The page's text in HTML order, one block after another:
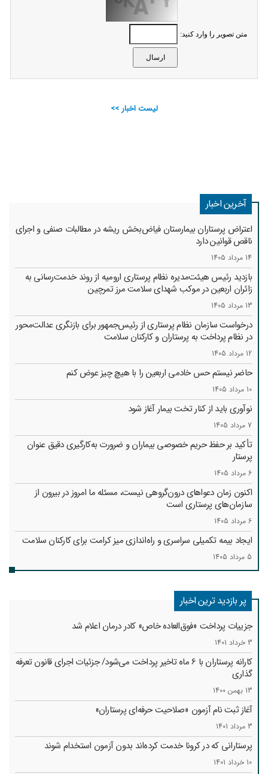
متن تصویر را وارد کنید:
لیست اخبار >>
آخرین اخبار
اعتراض پرستاران بیمارستان فیاض‌بخش ریشه در مطالبات صنفی و اجرای
ناقص قوانین دارد
14 مرداد 1405
بازدید رئیس هیئت‌مدیره نظام پرستاری ارومیه از روند خدمت‌رسانی به
زائران اربعین در موکب شهدای سلامت مرز تمرچین
13 مرداد 1405
درخواست سازمان نظام پرستاری از رئیس‌جمهور برای بازنگری عدالت‌محور
در نظام پرداخت به پرستاران و کارکنان سلامت
12 مرداد 1405
حاضر نیستم حس خادمی اربعین را با هیچ چیز عوض کنم
10 مرداد 1405
نوآوری باید از کنار تخت بیمار آغاز شود
7 مرداد 1405
تأکید بر حفظ حریم خصوصی بیماران و ضرورت به‌کارگیری دقیق عنوان
پرستار
6 مرداد 1405
اکنون زمان دعواهای درون‌گروهی نیست، مسئله ما امروز در بیرون از
سازمان‌های پرستاری است
6 مرداد 1405
ایجاد بیمه تکمیلی سراسری و راه‌اندازی میز کرامت برای کارکنان سلامت
5 مرداد 1405
پر بازدید ترین اخبار
جزییات پرداخت «فوق‌العاده خاص» کادر درمان اعلام شد
3 خرداد 1401
کارانه‌ پرستاران با 6 ماه تاخیر پرداخت می‌شود/ جزئیات اجرای قانون تعرفه
گذاری
13 بهمن 1400
آغاز ثبت نام آزمون «صلاحیت حرفه‌ای پرستاران»
3 مرداد 1401
پرستارانی که در کرونا خدمت کرد‌ه‌اند بدون آزمون استخدام شوند
10 خرداد 1401